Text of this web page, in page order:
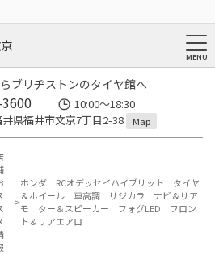
ブリヂストンのタイヤ館へ
10:00～18:30
県福井市文京7丁目2-38
Map
ホンダ RCオデッセイハイブリット タイヤ
＆ホイール 車高調 リジカラ ナビ＆リア
モニター＆スピーカー フォグLED フロン
ト＆リアエアロ